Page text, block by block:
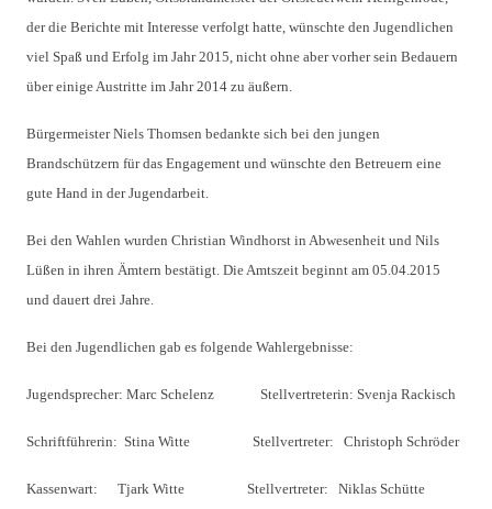
der die Berichte mit Interesse verfolgt hatte, wünschte den Jugendlichen
viel Spaß und Erfolg im Jahr 2015, nicht ohne aber vorher sein Bedauern
über einige Austritte im Jahr 2014 zu äußern.
Bürgermeister Niels Thomsen bedankte sich bei den jungen
Brandschützern für das Engagement und wünschte den Betreuern eine
gute Hand in der Jugendarbeit.
Bei den Wahlen wurden Christian Windhorst in Abwesenheit und Nils
Lüßen in ihren Ämtern bestätigt. Die Amtszeit beginnt am 05.04.2015
und dauert drei Jahre.
Bei den Jugendlichen gab es folgende Wahlergebnisse:
Jugendsprecher: Marc Schelenz Stellvertreterin: Svenja Rackisch
Schriftführerin: Stina Witte Stellvertreter: Christoph Schröder
Kassenwart: Tjark Witte Stellvertreter: Niklas Schütte